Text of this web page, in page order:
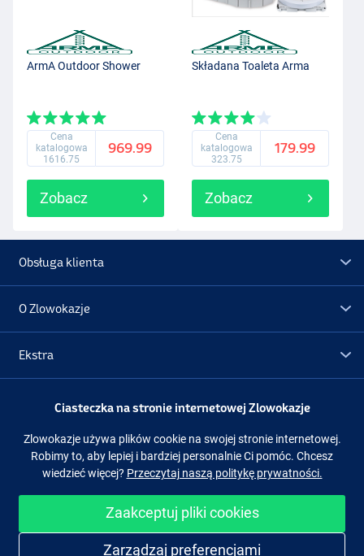
ArmA Outdoor Shower
Cena
katalogowa
1616.75
969.99
Zobacz
Składana Toaleta Arma
Cena
katalogowa
323.75
179.99
Zobacz
Obsługa klienta
O Zlowokazje
Ekstra
Promocje
Obserwuj nas Facebook Instagram
Ciasteczka na stronie internetowej Zlowokazje
Zlowokazje używa plików cookie na swojej stronie internetowej.
Robimy to, aby lepiej i bardziej personalnie Ci pomóc. Chcesz
wiedzieć więcej? Przeczytaj naszą politykę prywatności.
Zaakceptuj pliki cookies
Zarządzaj preferencjami